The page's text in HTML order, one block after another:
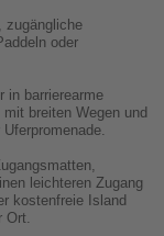
zugängliche
oder
in barrierearme
breiten Wegen und
leichteren Zugang
kostenfreie Island
Ort.